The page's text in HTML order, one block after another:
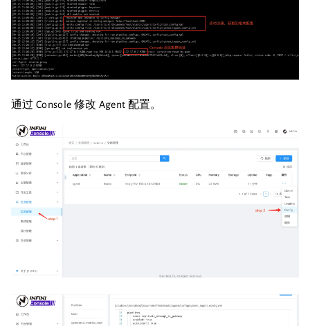
通过 Console 修改 Agent 配置。